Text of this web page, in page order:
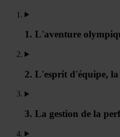
1. L'aventure
2. L'esprit d'équipe, la
3. La gestion de la